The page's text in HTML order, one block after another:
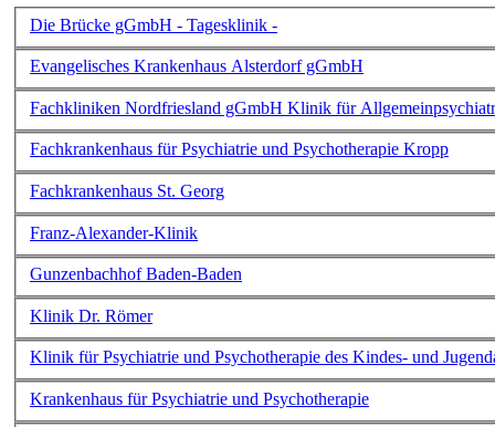
Die Brücke gGmbH - Tagesklinik -
Evangelisches Krankenhaus Alsterdorf gGmbH
Fachkliniken Nordfriesland gGmbH Klinik für
Fachkrankenhaus für Psychiatrie und Psychotherapie Kropp
Fachkrankenhaus St. Georg
Franz-Alexander-Klinik
Gunzenbachhof Baden-Baden
Klinik Dr. Römer
Klinik für Psychiatrie und Psychotherapie des Kindes- und
Krankenhaus für Psychiatrie und Psychotherapie